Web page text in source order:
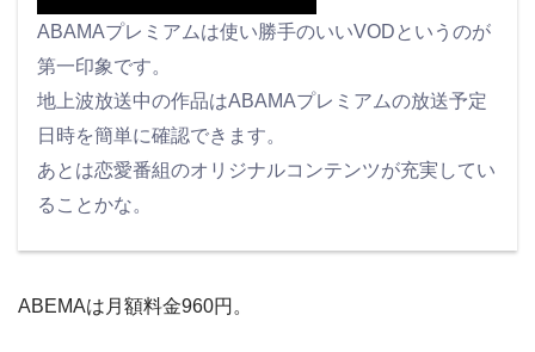
ABAMAプレミアムは使い勝手のいいVODというのが
第一印象です。
地上波放送中の作品はABAMAプレミアムの放送予定
日時を簡単に確認できます。
あとは恋愛番組のオリジナルコンテンツが充実してい
ることかな。
ABEMAは月額料金960円。